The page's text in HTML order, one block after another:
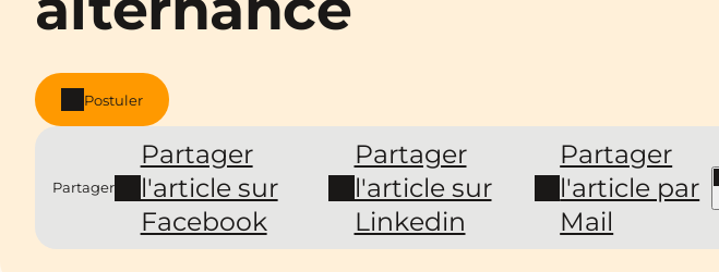
Postuler
Partager
Partager
l'article sur
Facebook
Partager
l'article sur
Linkedin
Partager
l'article par
Mail